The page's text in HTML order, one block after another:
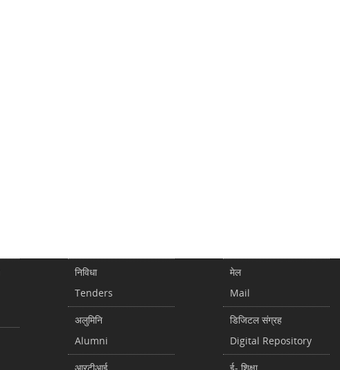
निविधा
Tenders
अलुमिनि
Alumni
मेल
Mail
डिजिटल संग्रह
Digital Repository